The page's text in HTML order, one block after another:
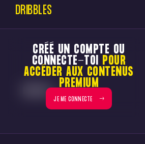
DRIBBLES
RÉUSSI(S)
CRÉÉ UN COMPTE OU
CONNECTE-TOI POUR
ACCÉDER AUX CONTENUS
PREMIUM
JE ME CONNECTE